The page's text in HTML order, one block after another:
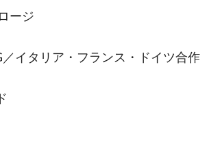
ージ
イタリア・フランス・ドイツ合作